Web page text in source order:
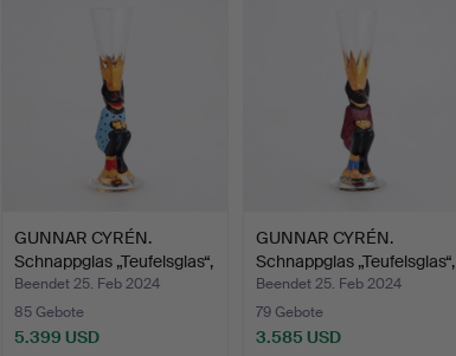
GUNNAR CYRÉN.
Schnappglas „Teufelsglas“,
G…
Beendet 25. Feb 2024
85 Gebote
5.399 USD
GUNNAR CYRÉN.
Schnappglas „Teufelsglas“,
G…
Beendet 25. Feb 2024
79 Gebote
3.585 USD